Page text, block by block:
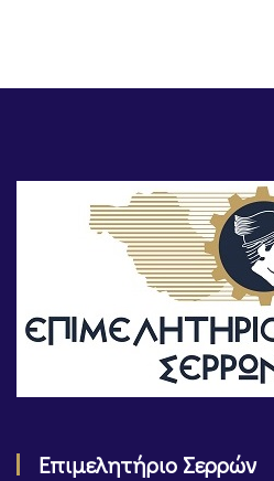
Επιμελητήριο Σερρών